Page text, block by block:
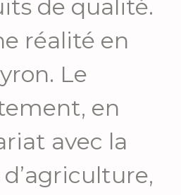
de qualité.
réalité en
Le
en
avec la